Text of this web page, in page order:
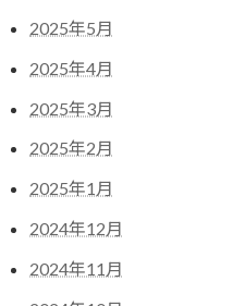
2025年5月
2025年4月
2025年3月
2025年2月
2025年1月
2024年12月
2024年11月